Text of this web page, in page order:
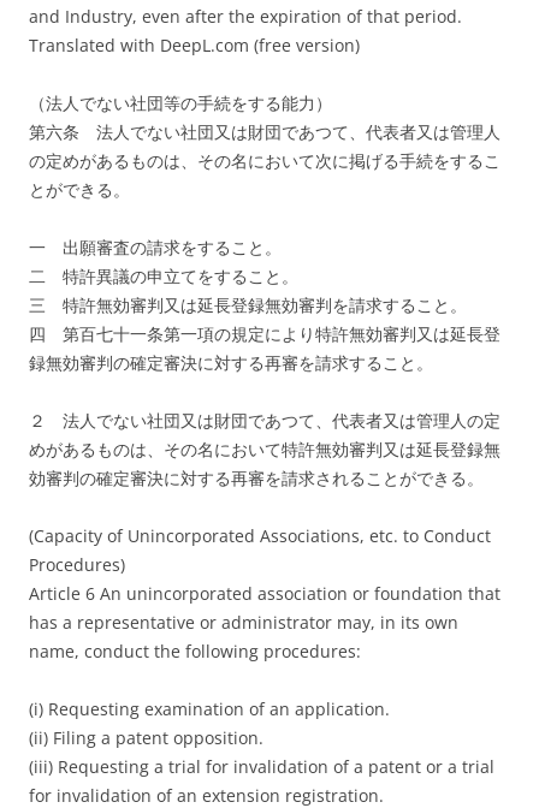
and Industry, even after the expiration of that period.
Translated with DeepL.com (free version)
（法人でない社団等の手続をする能力）
第六条 法人でない社団又は財団であつて、代表者又は管理人
の定めがあるものは、その名において次に掲げる手続をするこ
とができる。
一 出願審査の請求をすること。
二 特許異議の申立てをすること。
三 特許無効審判又は延長登録無効審判を請求すること。
四 第百七十一条第一項の規定により特許無効審判又は延長登
録無効審判の確定審決に対する再審を請求すること。
２ 法人でない社団又は財団であつて、代表者又は管理人の定
めがあるものは、その名において特許無効審判又は延長登録無
効審判の確定審決に対する再審を請求されることができる。
(Capacity of Unincorporated Associations, etc. to Conduct
Procedures)
Article 6 An unincorporated association or foundation that
has a representative or administrator may, in its own
name, conduct the following procedures:
(i) Requesting examination of an application.
(ii) Filing a patent opposition.
(iii) Requesting a trial for invalidation of a patent or a trial
for invalidation of an extension registration.